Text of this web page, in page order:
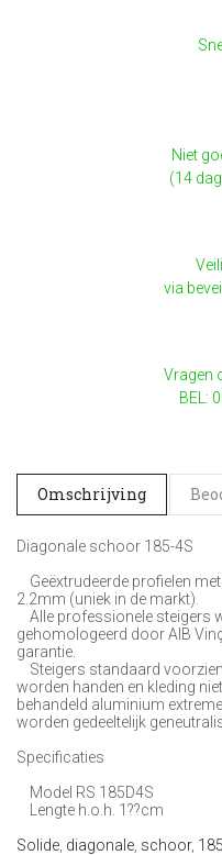
Niet
(14
via
Vragen
BEL:
Omschrijving
Diagonale schoor 185-4S
Geëxtrudeerde profielen
2.2mm (uniek in de markt).
Alle professionele steigers
gehomologeerd door AIB
garantie.
Steigers standaard
worden handen en kleding
behandeld aluminium
worden gedeeltelijk
Specificaties
Model RS 185D4S
Lengte h.o.h. 1??cm
Solide diagonale schoor,